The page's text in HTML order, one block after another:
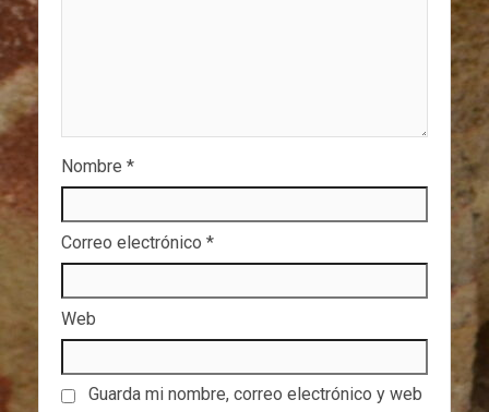
Nombre *
Correo electrónico *
Web
Guarda mi nombre, correo electrónico y web